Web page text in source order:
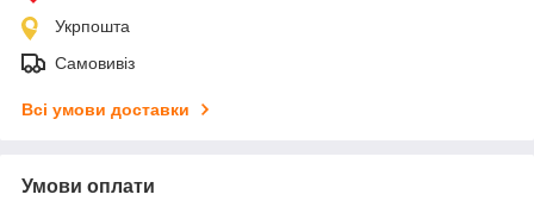
Укрпошта
Самовивіз
Всі умови доставки
Умови оплати